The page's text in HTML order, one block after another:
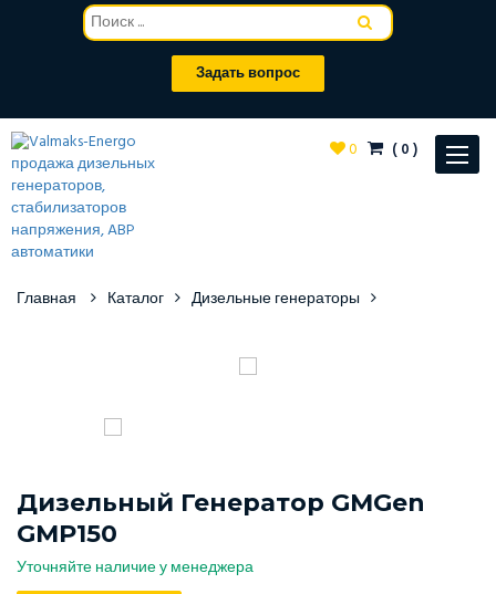
Задать вопрос
Toggle
0 (0)
Главная Каталог Дизельные генераторы
Дизельный Генератор GMGen
GMP150
Уточняйте наличие у менеджера